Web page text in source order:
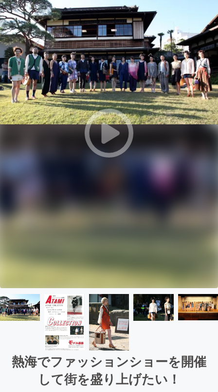
熱海でファッションショーを開催
して街を盛り上げたい！